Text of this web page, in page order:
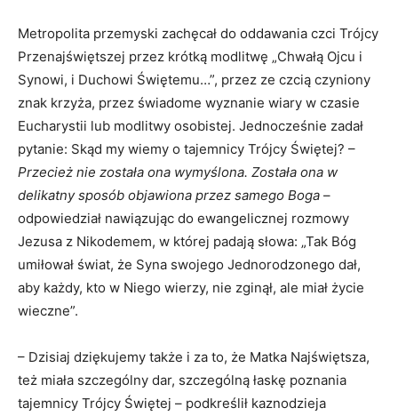
Metropolita przemyski zachęcał do oddawania czci Trójcy
Przenajświętszej przez krótką modlitwę „Chwałą Ojcu i
Synowi, i Duchowi Świętemu…”, przez ze czcią czyniony
znak krzyża, przez świadome wyznanie wiary w czasie
Eucharystii lub modlitwy osobistej. Jednocześnie zadał
pytanie: Skąd my wiemy o tajemnicy Trójcy Świętej? –
Przecież nie została ona wymyślona. Została ona w
delikatny sposób objawiona przez samego Boga –
odpowiedział nawiązując do ewangelicznej rozmowy
Jezusa z Nikodemem, w której padają słowa: „Tak Bóg
umiłował świat, że Syna swojego Jednorodzonego dał,
aby każdy, kto w Niego wierzy, nie zginął, ale miał życie
wieczne”.
– Dzisiaj dziękujemy także i za to, że Matka Najświętsza,
też miała szczególny dar, szczególną łaskę poznania
tajemnicy Trójcy Świętej – podkreślił kaznodzieja